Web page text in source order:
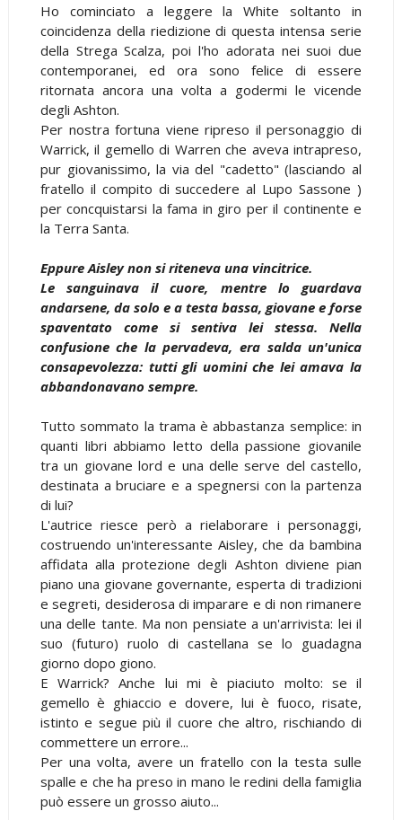
Ho cominciato a leggere la White soltanto in
coincidenza della riedizione di questa intensa serie
della Strega Scalza, poi l'ho adorata nei suoi due
contemporanei, ed ora sono felice di essere
ritornata ancora una volta a godermi le vicende
degli Ashton.
Per nostra fortuna viene ripreso il personaggio di
Warrick, il gemello di Warren che aveva intrapreso,
pur giovanissimo, la via del "cadetto" (lasciando al
fratello il compito di succedere al Lupo Sassone )
per concquistarsi la fama in giro per il continente e
la Terra Santa.
Eppure Aisley non si riteneva una vincitrice.
Le sanguinava il cuore, mentre lo guardava
andarsene, da solo e a testa bassa, giovane e forse
spaventato come si sentiva lei stessa. Nella
confusione che la pervadeva, era salda un'unica
consapevolezza: tutti gli uomini che lei amava la
abbandonavano sempre.
Tutto sommato la trama è abbastanza semplice: in
quanti libri abbiamo letto della passione giovanile
tra un giovane lord e una delle serve del castello,
destinata a bruciare e a spegnersi con la partenza
di lui?
L'autrice riesce però a rielaborare i personaggi,
costruendo un'interessante Aisley, che da bambina
affidata alla protezione degli Ashton diviene pian
piano una giovane governante, esperta di tradizioni
e segreti, desiderosa di imparare e di non rimanere
una delle tante. Ma non pensiate a un'arrivista: lei il
suo (futuro) ruolo di castellana se lo guadagna
giorno dopo giono.
E Warrick? Anche lui mi è piaciuto molto: se il
gemello è ghiaccio e dovere, lui è fuoco, risate,
istinto e segue più il cuore che altro, rischiando di
commettere un errore...
Per una volta, avere un fratello con la testa sulle
spalle e che ha preso in mano le redini della famiglia
può essere un grosso aiuto...